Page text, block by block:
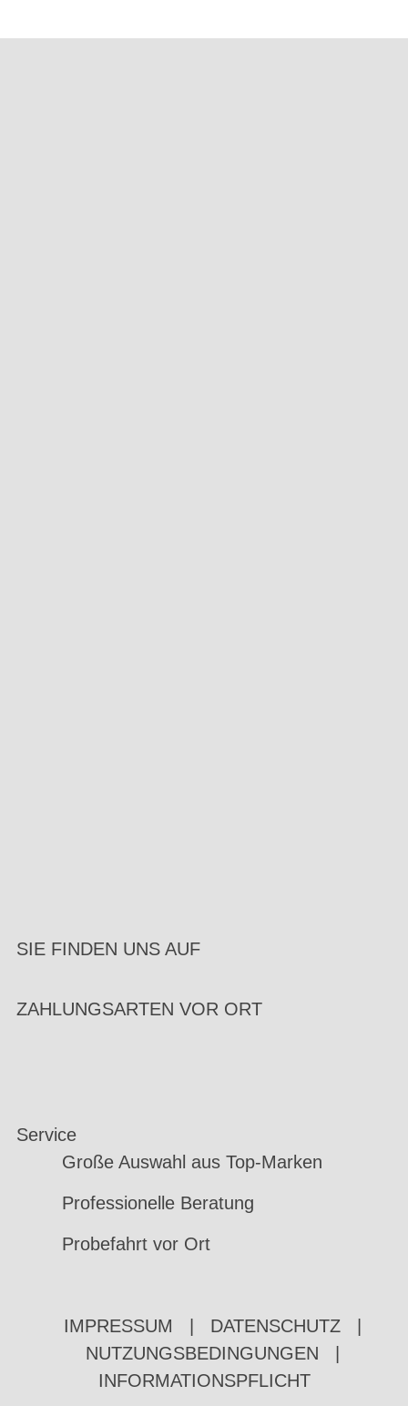
SIE FINDEN UNS AUF
ZAHLUNGSARTEN VOR ORT
Service
Große Auswahl aus Top-Marken
Professionelle Beratung
Probefahrt vor Ort
IMPRESSUM DATENSCHUTZ
NUTZUNGSBEDINGUNGEN
INFORMATIONSPFLICHT